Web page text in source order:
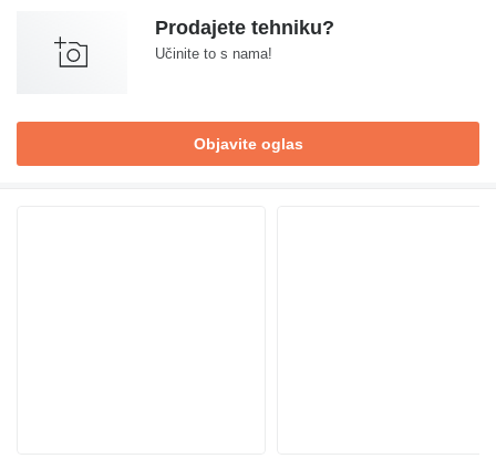
Prodajete tehniku?
Učinite to s nama!
Objavite oglas